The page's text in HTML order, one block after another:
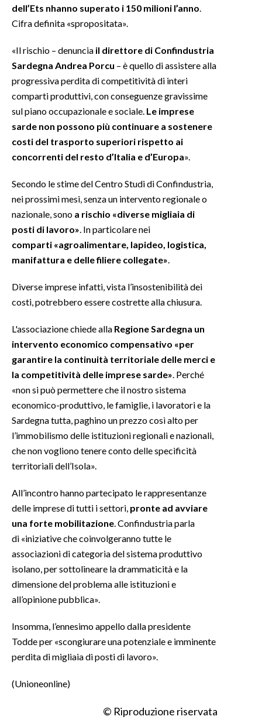
NECROLOGI
PUBBLICITÀ
SPIAGGE
STORE
dell’Ets nhanno superato i 150 milioni l’anno
Cifra definita «spropositata».
«Il rischio – denuncia il direttore di Confindustria
Sardegna Andrea Porcu – è quello di assistere alla
progressiva perdita di competitività di interi
comparti produttivi, con conseguenze gravissime
sul piano occupazionale e sociale. Le imprese
sarde non possono più continuare a sostenere
costi del trasporto superiori rispetto ai
concorrenti del resto d’Italia e d’Europa».
Secondo le stime del Centro Studi di Confindustria,
nei prossimi mesi, senza un intervento regionale o
nazionale, sono a rischio «diverse migliaia di
posti di lavoro» . In particolare nei
comparti «agroalimentare, lapideo, logistica,
manifattura e delle filiere collegate»
Diverse imprese infatti, vista l’insostenibilità dei
costi, potrebbero essere costrette alla chiusura.
L'associazione chiede alla Regione Sardegna un
intervento economico compensativo «per
garantire la continuità territoriale delle merci e
la competitività delle imprese sarde» . Perché
«non si può permettere che il nostro sistema
economico-produttivo, le famiglie, i lavoratori e la
Sardegna tutta, paghino un prezzo così alto per
l’immobilismo delle istituzioni regionali e nazionali,
che non vogliono tenere conto delle specificità
territoriali dell’Isola».
All’incontro hanno partecipato le rappresentanze
delle imprese di tutti i settori, pronte ad avviare
una forte mobilitazione . Confindustria parla
di «iniziative che coinvolgeranno tutte le
associazioni di categoria del sistema produttivo
isolano, per sottolineare la drammaticità e la
dimensione del problema alle istituzioni e
all’opinione pubblica».
Insomma, l’ennesimo appello dalla presidente
Todde per «scongiurare una potenziale e imminente
perdita di migliaia di posti di lavoro».
(Unioneonline)
© Riproduzione riservata